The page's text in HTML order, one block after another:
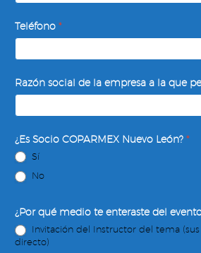
Teléfono *
Razón social de la empresa a la que
¿Es Socio COPARMEX Nuevo León? *
Sí
No
¿Por qué medio te enteraste del
Invitación del Instructor del tema
directo)